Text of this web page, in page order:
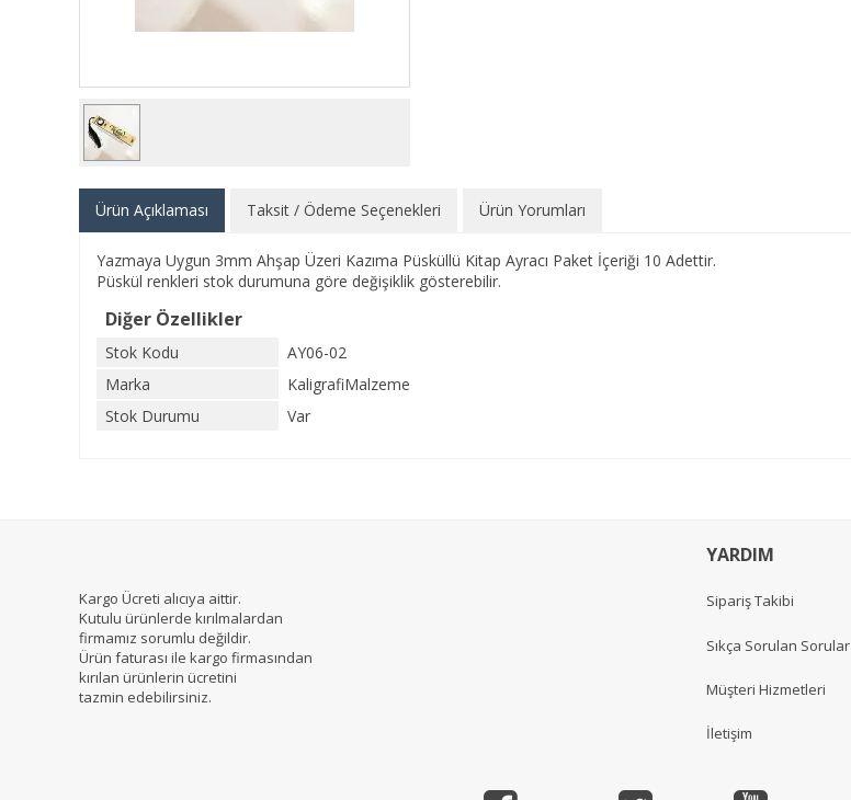
Ürün Açıklaması Taksit / Ödeme Seçenekleri Ürün Yorumları
Yazmaya Uygun 3mm Ahşap Üzeri Kazıma Püsküllü Kitap Ayracı Paket İçeriği 10 Adettir.
Püskül renkleri stok durumuna göre değişiklik gösterebilir.
Diğer Özellikler
Stok Kodu
AY06-02
Marka
KaligrafiMalzeme
Stok Durumu
Var
Kargo Ücreti alıcıya aittir.
Kutulu ürünlerde kırılmalardan
firmamız sorumlu değildir.
Ürün faturası ile kargo firmasından
kırılan ürünlerin ücretini
tazmin edebilirsiniz.
YARDIM
Sipariş Takibi
Sıkça Sorulan Sorular
Müşteri Hizmetleri
İletişim